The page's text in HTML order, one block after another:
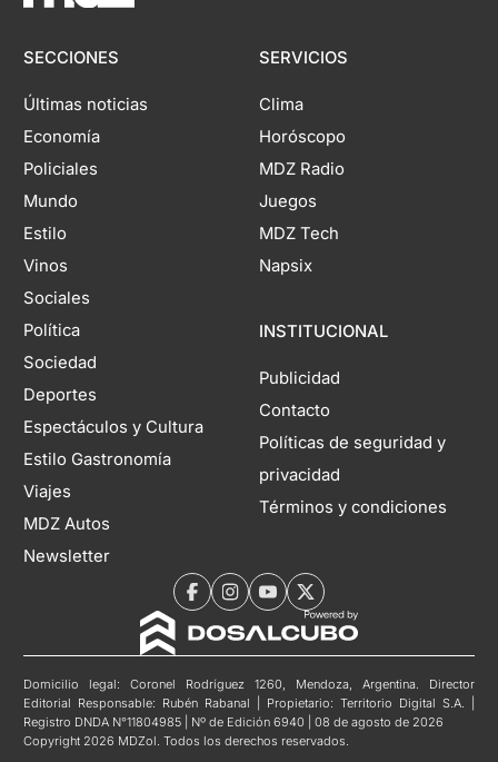
SECCIONES
Últimas noticias
Economía
Policiales
Mundo
Estilo
Vinos
Sociales
Política
Sociedad
Deportes
Espectáculos y Cultura
Estilo Gastronomía
Viajes
MDZ Autos
Newsletter
SERVICIOS
Clima
Horóscopo
MDZ Radio
Juegos
MDZ Tech
Napsix
INSTITUCIONAL
Publicidad
Contacto
Políticas de seguridad y
privacidad
Términos y condiciones
Domicilio legal: Coronel Rodríguez 1260, Mendoza, Argentina. Director
Editorial Responsable: Rubén Rabanal | Propietario: Territorio Digital S.A. |
Registro DNDA N°11804985 | Nº de Edición 6940 | 08 de agosto de 2026
Copyright 2026 MDZol. Todos los derechos reservados.